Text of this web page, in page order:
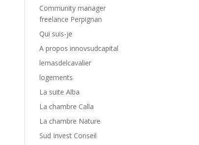
Community manager
freelance Perpignan
Qui suis-je
A propos innovsudcapital
lemasdelcavalier
logements
La suite Alba
La chambre Calla
La chambre Nature
Sud Invest Conseil